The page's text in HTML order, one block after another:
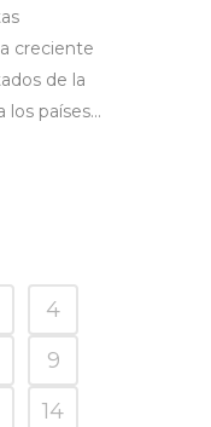
creciente
de la
los países...
4
9
14